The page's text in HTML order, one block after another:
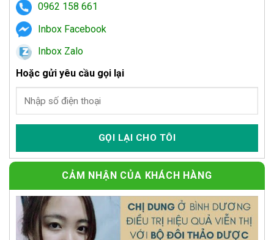
0962 158 661
Inbox Facebook
Inbox Zalo
Hoặc gửi yêu cầu gọi lại
CẢM NHẬN CỦA KHÁCH HÀNG